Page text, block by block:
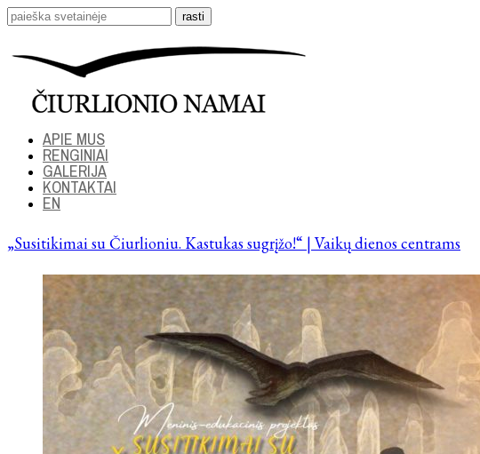
APIE MUS
RENGINIAI
GALERIJA
KONTAKTAI
EN
„Susitikimai su Čiurlioniu. Kastukas sugrįžo!“ | Vaikų dienos centrams